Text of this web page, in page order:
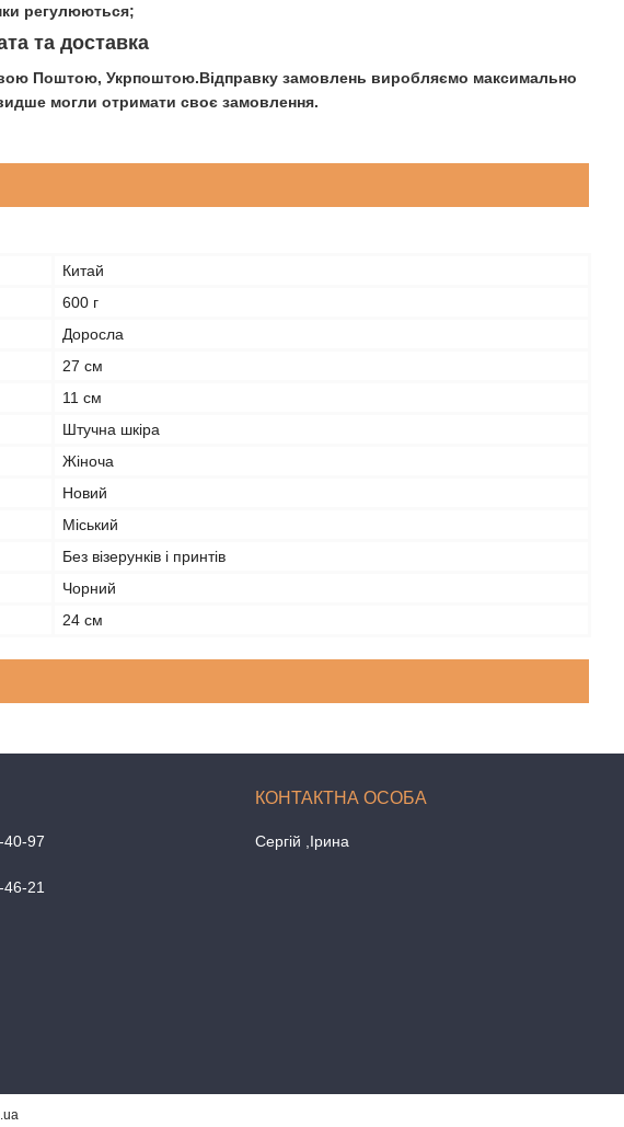
регулюються;
та доставка
Поштою, Укрпоштою.Відправку замовлень виробляємо максимально
могли отримати своє замовлення.
Китай
600 г
Доросла
27 см
11 см
Штучна шкіра
Жіноча
Новий
Міський
Без візерунків і принтів
Чорний
24 см
40-97
21
Сергій ,Ірина